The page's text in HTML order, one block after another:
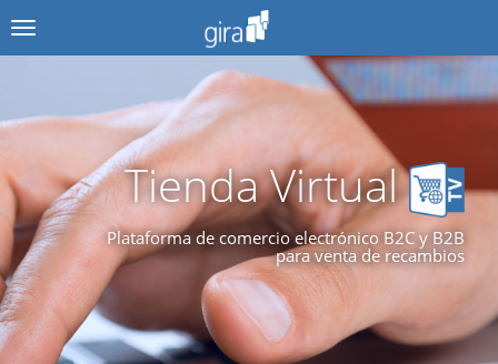
Tienda Virtual
Plataforma de comercio electrónico B2C y B2B
para venta de recambios